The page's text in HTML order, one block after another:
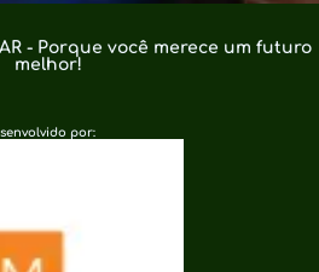
- Porque você merece um futuro
melhor!
por: